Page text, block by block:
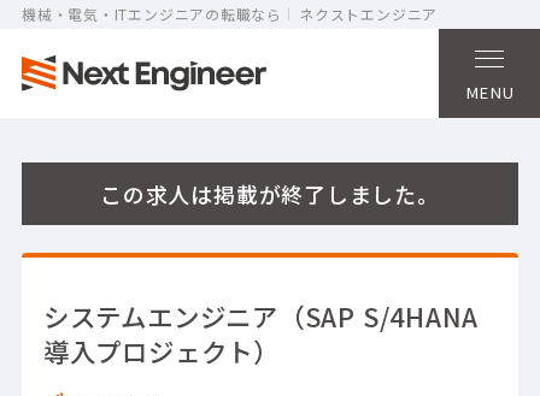
機械・電気・ITエンジニアの転職なら ネクストエンジニア
MENU
この求人は掲載が終了しました。
システムエンジニア（SAP S/4HANA
導入プロジェクト）